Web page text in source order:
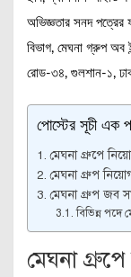
অভিজ্ঞতার সনদ
বিভাগ, মেঘনা গ্রুপ অব
রোড-৩৪, গুলশান-১,
পোস্টের সূচী এক
মেঘনা গ্রুপে
মেঘনা গ্রুপ
মেঘনা গ্রুপ জব
বিভিন্ন পদে
মেঘনা